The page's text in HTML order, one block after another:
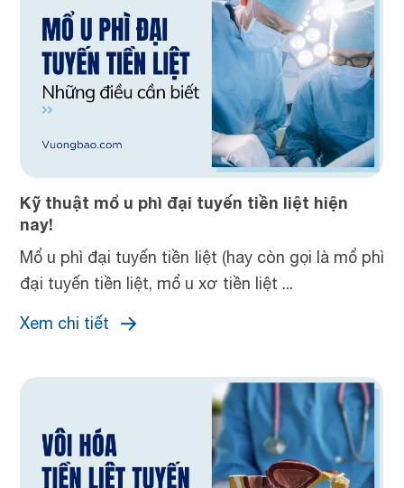
Kỹ thuật mổ u phì đại tuyến tiền liệt hiện
nay!
Mổ u phì đại tuyến tiền liệt (hay còn gọi là mổ phì
đại tuyến tiền liệt, mổ u xơ tiền liệt ...
Xem chi tiết